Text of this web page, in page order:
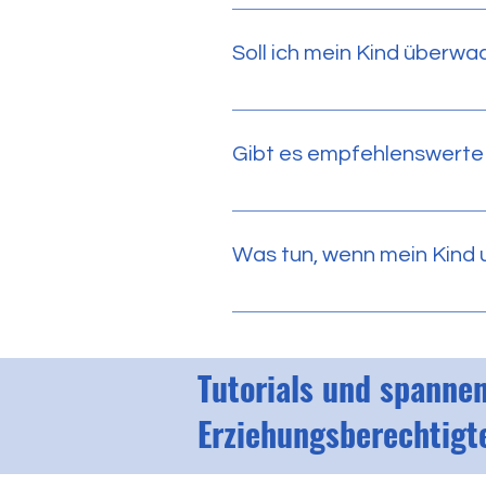
Nicht bagatellisieren. Gespräch
thomas.luescher@sbl.ch 079
Soll ich mein Kind
Transparenz ist hier wichtig.
Gibt es
Ja – z. B. „fragFINN“,
Was tun, wenn mein
Ruhe bewahren. Nicht
Tutorials und